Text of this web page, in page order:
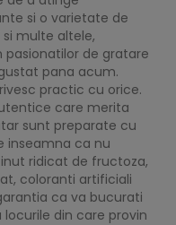
si o varietate de
multe altele,
pasionatilor de gratare
pana acum.
practic cu orice.
care merita
sunt preparate cu
inseamna ca nu
ridicat de fructoza,
coloranti artificiali
ca va bucurati
din care provin